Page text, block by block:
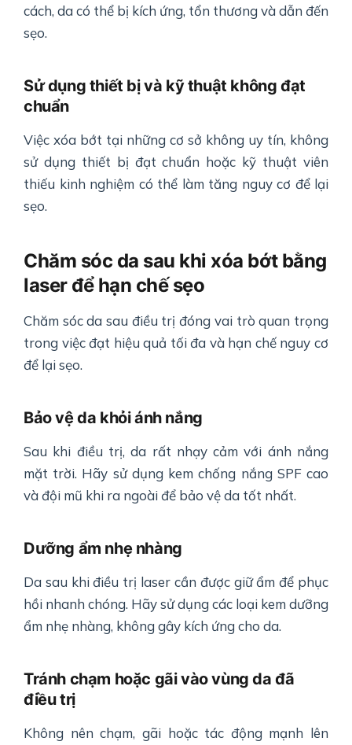
cách, da có thể bị kích ứng, tổn thương và dẫn đến
sẹo.
Sử dụng thiết bị và kỹ thuật không đạt
chuẩn
Việc xóa bớt tại những cơ sở không uy tín, không
sử dụng thiết bị đạt chuẩn hoặc kỹ thuật viên
thiếu kinh nghiệm có thể làm tăng nguy cơ để lại
sẹo.
Chăm sóc da sau khi xóa bớt bằng
laser để hạn chế sẹo
Chăm sóc da sau điều trị đóng vai trò quan trọng
trong việc đạt hiệu quả tối đa và hạn chế nguy cơ
để lại sẹo.
Bảo vệ da khỏi ánh nắng
Sau khi điều trị, da rất nhạy cảm với ánh nắng
mặt trời. Hãy sử dụng kem chống nắng SPF cao
và đội mũ khi ra ngoài để bảo vệ da tốt nhất.
Dưỡng ẩm nhẹ nhàng
Da sau khi điều trị laser cần được giữ ẩm để phục
hồi nhanh chóng. Hãy sử dụng các loại kem dưỡng
ẩm nhẹ nhàng, không gây kích ứng cho da.
Tránh chạm hoặc gãi vào vùng da đã
điều trị
Không nên chạm, gãi hoặc tác động mạnh lên